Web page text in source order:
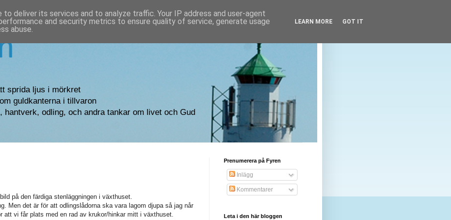
sprida ljus i mörkret
guldkanterna i tillvaron
hantverk, odling, och andra tankar om livet och Gud
på den färdiga stenläggningen i växthuset.
Men det är för att odlingslådorna ska vara lagom djupa så jag når
att vi får plats med en rad av krukor/hinkar mitt i växthuset.
Prenumerera på Fyren
Inlägg
Kommentarer
Leta i den här bloggen
deliver its services and to analyze traffic. Your IP address and user-agent
and security metrics to ensure quality of service, generate usage
abuse.
LEARN MORE GOT IT